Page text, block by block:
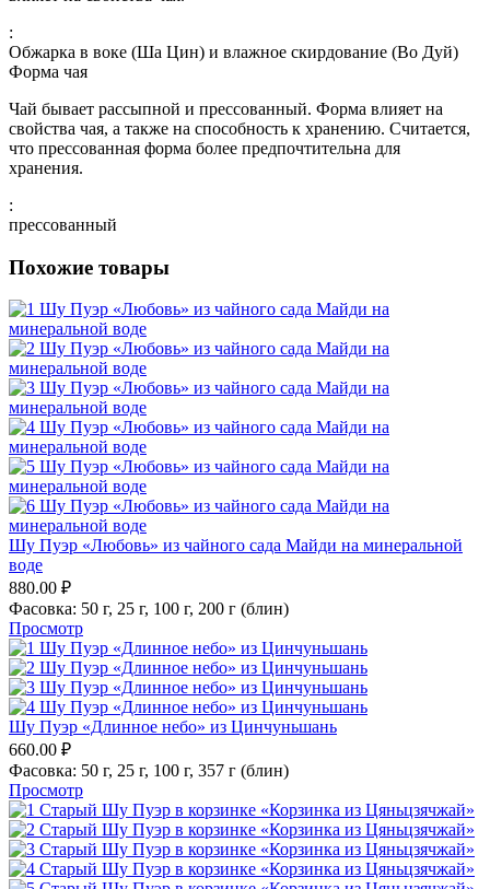
:
Обжарка в воке (Ша Цин) и влажное скирдование (Во Дуй)
Форма чая
Чай бывает рассыпной и прессованный. Форма влияет на
свойства чая, а также на способность к хранению. Считается,
что прессованная форма более предпочтительна для
хранения.
:
прессованный
Похожие товары
Шу Пуэр «Любовь» из чайного сада Майди на минеральной
воде
880.00 ₽
Фасовка: 50 г, 25 г, 100 г, 200 г (блин)
Просмотр
Шу Пуэр «Длинное небо» из Цинчуньшань
660.00 ₽
Фасовка: 50 г, 25 г, 100 г, 357 г (блин)
Просмотр